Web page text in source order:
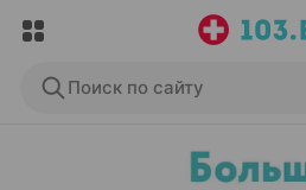
Поиск по сайту